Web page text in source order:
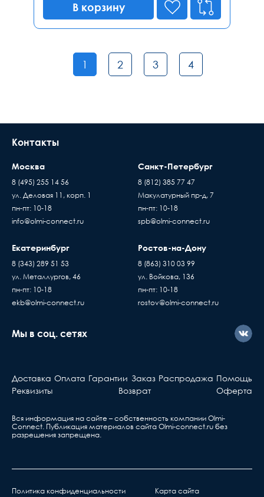
В корзину
1 2 3 4
Контакты
Москва
8 (495) 255 14 56
ул. Деловая 11, корп. 1
пн-пт: 10-18
info@olmi-connect.ru
Санкт-Петербург
8 (812) 385 77 47
Макулатурный пр-д, 7
пн-пт: 10-18
spb@olmi-connect.ru
Екатеринбург
8 (343) 289 51 53
ул. Металлургов, 46
пн-пт: 10-18
ekb@olmi-connect.ru
Ростов-на-Дону
8 (863) 310 03 99
ул. Войкова, 136
пн-пт: 10-18
rostov@olmi-connect.ru
Мы в соц. сетях
Доставка Оплата Гарантии Заказ Распродажа Помощь
Реквизиты
Возврат Оферта
Вся информация на сайте – собственность компании Olmi-
Сonnect. Публикация материалов сайта Olmi-connect.ru без
разрешения запрещена.
Политика конфиденциальности Карта сайта